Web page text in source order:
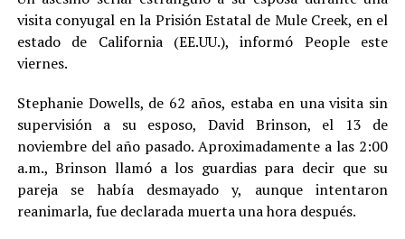
visita conyugal en la Prisión Estatal de Mule Creek, en el
estado de California (EE.UU.), informó People este
viernes.
Stephanie Dowells, de 62 años, estaba en una visita sin
supervisión a su esposo, David Brinson, el 13 de
noviembre del año pasado. Aproximadamente a las 2:00
a.m., Brinson llamó a los guardias para decir que su
pareja se había desmayado y, aunque intentaron
reanimarla, fue declarada muerta una hora después.